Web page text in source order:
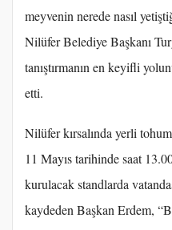
meyvenin nerede nasıl
Nilüfer Belediye Başkanı
tanıştırmanın en keyifli
etti.
Nilüfer kırsalında yerli
11 Mayıs tarihinde saat
kurulacak standlarda
kaydeden Başkan Erdem,